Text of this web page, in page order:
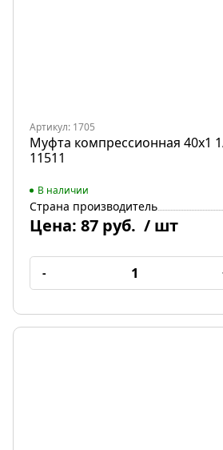
Артикул: 1705
Муфта компрессионная 40х1
11511
В наличии
Страна производитель
Цена: 87 руб. / шт
-